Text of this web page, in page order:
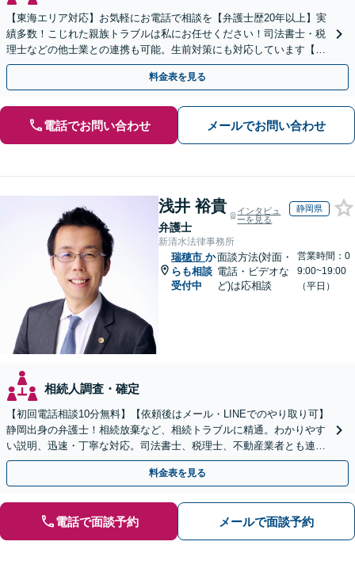
【東海エリア対応】お気軽にお電話で相談を【弁護士歴20年以上】実
績多数！こじれた親族トラブルは私にお任せください！司法書士・税
理士などの他士業との連携も可能。生前対策にも対応しています【夜
間・休日面談可】【完全個室・秘密厳守】
料金表を見る
電話でお問い合わせ メールでお問い合わせ
浅井 裕貴
弁護士
インタビュ
ーを見る
静岡県
新清水法律事務所
瑞穂市 か
らも相談
受付中
面談方法(対面・
電話・ビデオな
ど)は応相談
営業時間：0
9:00~19:00
（平日）
相続人調査・確定
【初回電話相談10分無料】【依頼後はメール・LINEでのやり取り可】
静岡出身の弁護士！相続放棄など、相続トラブルに精通。わかりやす
い説明、迅速・丁寧な対応。司法書士、税理士、不動産業者とも連携
し、遺産相続をトータルサポート【完全個室相談】
料金表を見る
電話で面談予約 メールで面談予約